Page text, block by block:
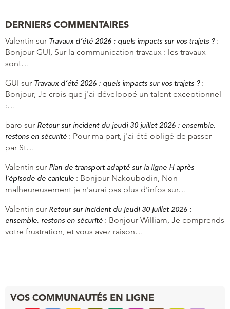
DERNIERS COMMENTAIRES
Valentin sur Travaux d’été 2026 : quels impacts sur vos trajets ?:
Bonjour GUI, Sur la communication travaux : les travaux
sont…
GUI sur Travaux d’été 2026 : quels impacts sur vos trajets ?:
Bonjour, Je crois que j'ai développé un talent exceptionnel
:…
baro sur Retour sur incident du jeudi 30 juillet 2026 : ensemble,
restons en sécurité : Pour ma part, j'ai été obligé de passer
par St…
Valentin sur Plan de transport adapté sur la ligne H après
l’épisode de canicule : Bonjour Nakoubodin, Non
malheureusement je n'aurai pas plus d'infos sur…
Valentin sur Retour sur incident du jeudi 30 juillet 2026 :
ensemble, restons en sécurité : Bonjour William, Je comprends
votre frustration, et vous avez raison…
VOS COMMUNAUTÉS EN LIGNE